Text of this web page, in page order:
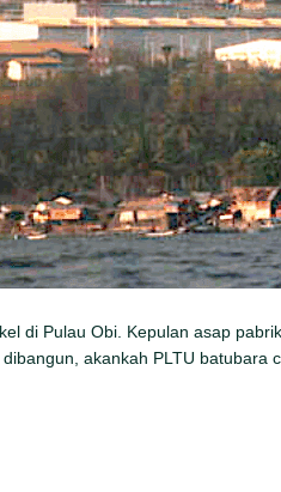
di Pulau Obi. Kepulan asap
akankah PLTU